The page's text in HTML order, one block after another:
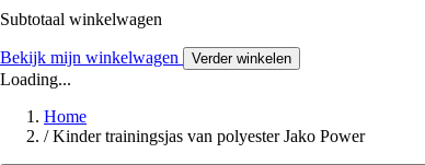
Subtotaal winkelwagen
Bekijk mijn winkelwagen Verder winkelen
Loading...
Home
/ Kinder trainingsjas van polyester Jako Power